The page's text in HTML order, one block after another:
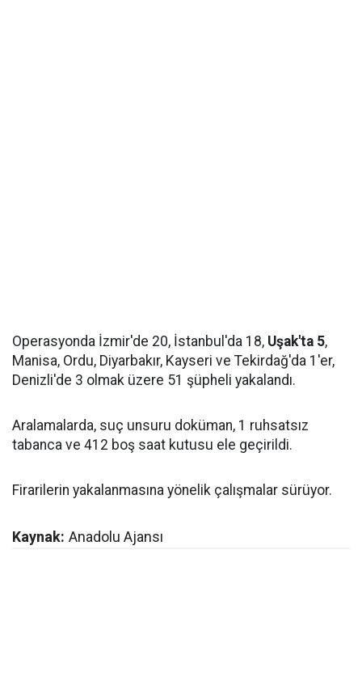
Operasyonda İzmir'de 20, İstanbul'da 18, Uşak'ta 5,
Manisa, Ordu, Diyarbakır, Kayseri ve Tekirdağ'da 1'er,
Denizli'de 3 olmak üzere 51 şüpheli yakalandı.
Aralamalarda, suç unsuru doküman, 1 ruhsatsız
tabanca ve 412 boş saat kutusu ele geçirildi.
Firarilerin yakalanmasına yönelik çalışmalar sürüyor.
Kaynak: Anadolu Ajansı